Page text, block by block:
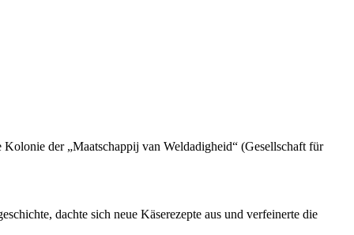
der „Maatschappij van Weldadigheid“ (Gesellschaft für
dachte sich neue Käserezepte aus und verfeinerte die